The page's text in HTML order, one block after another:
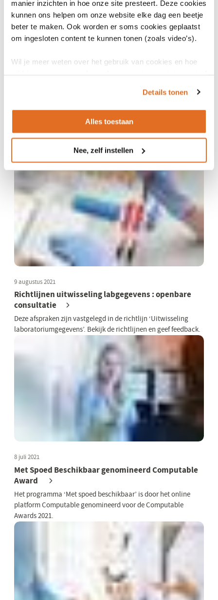
manier inzichten in hoe onze site presteert. Deze cookies
kunnen ons helpen om onze website elke dag een beetje
beter te maken. Ook worden er soms cookies geplaatst
om ingesloten content te kunnen tonen (zoals video’s).
Wil je meer weten over het gebruik van cookies en hoe
Details tonen
Alles toestaan
Nee, zelf instellen
Nictiz ondersteunt Uitkomstgerichte Zorg met
Vanuit het Programma Uitkomstgerichte Zorg is een
‘samen beslissen’ in de zorg.
9 augustus 2021
Richtlijnen uitwisseling labgegevens : openbare
consultatie
Deze afspraken zijn vastgelegd in de richtlijn ‘Uitwisseling
laboratoriumgegevens’. Bekijk de richtlijnen en geef feedback.
8 juli 2021
Met Spoed Beschikbaar genomineerd Computable
Award
Het programma ‘Met spoed beschikbaar’ is door het online
platform Computable genomineerd voor de Computable
Awards 2021.